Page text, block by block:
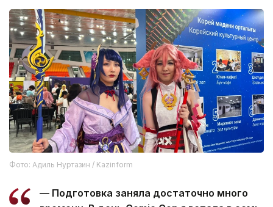
Фото: Адиль Нуртазин / Kazinform
— Подготовка заняла достаточно много